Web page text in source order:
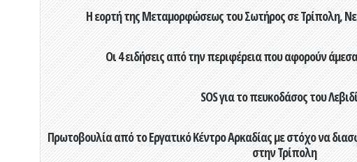
Η εορτή της Μεταμορφώσεως του Σωτήρος σε Τρίπολη,
Οι 4 ειδήσεις από την περιφέρεια που αφορούν
SOS για το πευκοδάσος του
Πρωτοβουλία από το Εργατικό Κέντρο Αρκαδίας με στόχο να
στην Τρίπολη